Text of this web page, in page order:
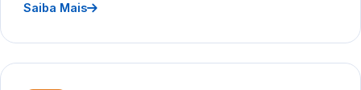
Saiba Mais